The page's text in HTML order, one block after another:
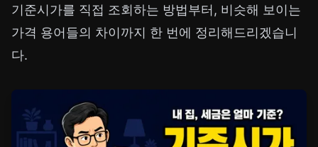
기준시가를 직접 조회하는 방법부터, 비슷해 보이는
가격 용어들의 차이까지 한 번에 정리해드리겠습니
다.